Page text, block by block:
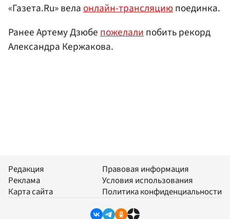
«Газета.Ru» велаонлайн-трансляциюпоединка.
Ранее Артему Дзюбепожелалипобить рекорд
Александра Кержакова.
Редакция
Реклама
Карта сайта
Правовая информация
Условия использования
Политика конфиденциальности